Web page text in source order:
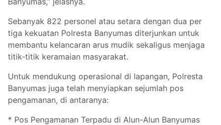
Sebanyak 822 personel atau setara dengan dua per
tiga kekuatan Polresta Banyumas diterjunkan untuk
membantu kelancaran arus mudik sekaligus menjaga
titik-titik keramaian masyarakat.
Untuk mendukung operasional di lapangan, Polresta
Banyumas juga telah menyiapkan sejumlah pos
pengamanan, di antaranya:
* Pos Pengamanan Terpadu di Alun-Alun Banyumas